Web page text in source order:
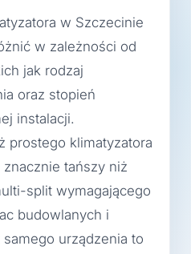
w Szczecinie
w zależności od
jak rodzaj
oraz stopień
instalacji.
prostego klimatyzatora
tańszy niż
split wymagającego
budowlanych i
urządzenia to